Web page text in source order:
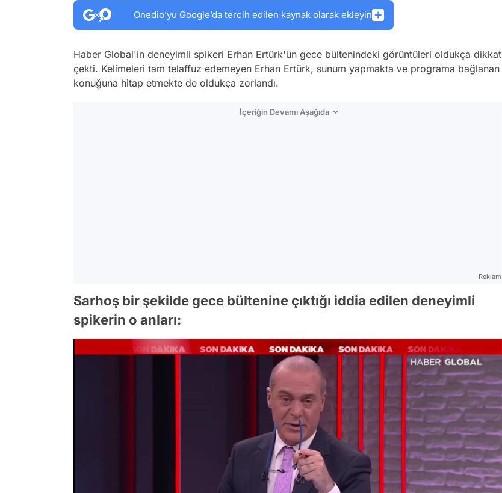
Onedio’yu Google’da tercih edilen kaynak olarak ekleyin
Haber Global'in deneyimli spikeri Erhan Ertürk'ün gece bültenindeki görüntüleri oldukça dikkat
çekti. Kelimeleri tam telaffuz edemeyen Erhan Ertürk, sunum yapmakta ve programa bağlanan
konuğuna hitap etmekte de oldukça zorlandı.
İçeriğin Devamı Aşağıda
Reklam
Sarhoş bir şekilde gece bültenine çıktığı iddia edilen deneyimli
spikerin o anları: